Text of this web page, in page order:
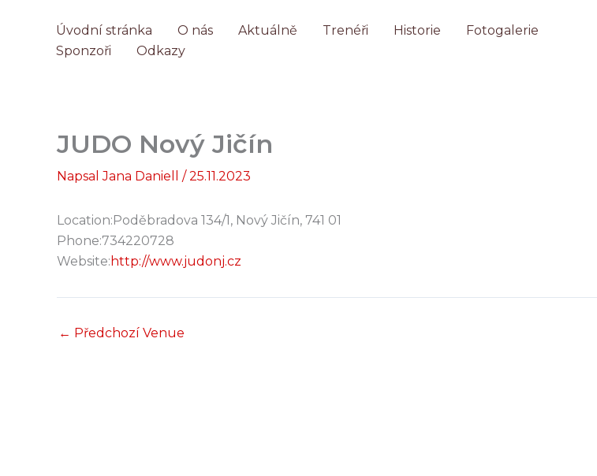
Úvodní stránka O nás Aktuálně Trenéři Historie
Fotogalerie
Sponzoři
Odkazy
JUDO Nový Jičín
NapsalJana Daniell /25.11.2023
Location:Poděbradova 134/1, Nový Jičín, 741 01
Phone:734220728
Website: http://www.judonj.cz
← Předchozí Venue